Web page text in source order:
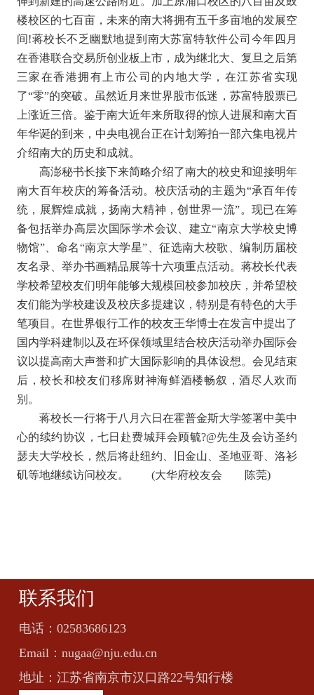
楼校区的七百亩，未来的南大将拥有五千多亩地的发展空
间!蒋校长不乏幽默地提到南大苏富特软件公司今年四月
在香港联合交易所创业板上市，成为继北大、复旦之后第
三家在香港拥有上市公司的内地大学，在江苏省实现
了“零”的突破。虽然近月来世界股市低迷，苏富特股票已
上涨近三倍。鉴于南大近年来所取得的惊人进展和南大百
年华诞的到来，中央电视台正在计划筹拍一部六集电视片
介绍南大的历史和成就。
高澎秘书长接下来简略介绍了南大的校史和迎接明年
南大百年校庆的筹备活动。校庆活动的主题为“承百年传
统，展辉煌成就，扬南大精神，创世界一流”。现已在筹
备包括举办高层次国际学术会议、建立“南京大学校史博
物馆”、命名“南京大学星”、征选南大校歌、编制历届校
友名录、举办书画精品展等十六项重点活动。蒋校长代表
学校希望校友们明年能够大规模回校参加校庆，并希望校
友们能为学校建设及校庆多提建议，特别是有特色的大手
笔项目。在世界银行工作的校友王华博士在发言中提出了
国内学科建制以及在环保领域里结合校庆活动举办国际会
议以提高南大声誉和扩大国际影响的具体设想。会见结束
后，校长和校友们移席财神海鲜酒楼畅叙，酒尽人欢而
别。
蒋校长一行将于八月六日在霍普金斯大学签署中美中
心的续约协议，七日赴费城拜会顾毓?@先生及会访圣约
瑟夫大学校长，然后将赴纽约、旧金山、圣地亚哥、洛衫
矶等地继续访问校友。 (大华府校友会 陈莞)
联系我们
电话： 02583686123
Email： nugaa@nju.edu.cn
地址： 江苏省南京市汉口路22号知行楼